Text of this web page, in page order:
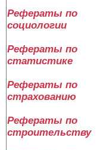
Рефераты по
социологии
Рефераты по
статистике
Рефераты по
страхованию
Рефераты по
строительству